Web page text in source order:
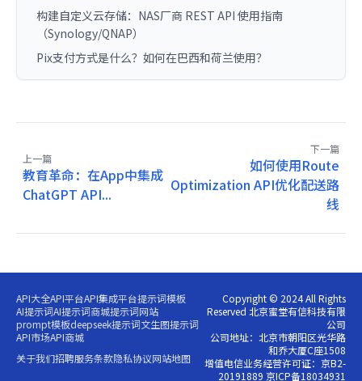
构建自定义云存储：NAS厂商 REST API 使用指南
（Synology/QNAP）
Pix支付方式是什么？如何在巴西和荷兰使用？
上一篇
教育革命：在App中集成
ChatGPT API...
下一篇
如何使用Route
Optimization API优化配送路
线
API大全API平台API集成平台提示词模板
AI提示词AI提示词商城提示词网站
prompt模板deepseek提示词文生图提示词
API市场API商城
关于我们招聘服务条款隐私协议网站地图
Copyright © 2024 All Rights
Reserved 北京蜜堂有信科技有限
公司
公司地址：北京市朝阳区光华路
和乔大厦C座1508
增值电信业务经营许可证：京B2-
20191889 京ICP备18034931